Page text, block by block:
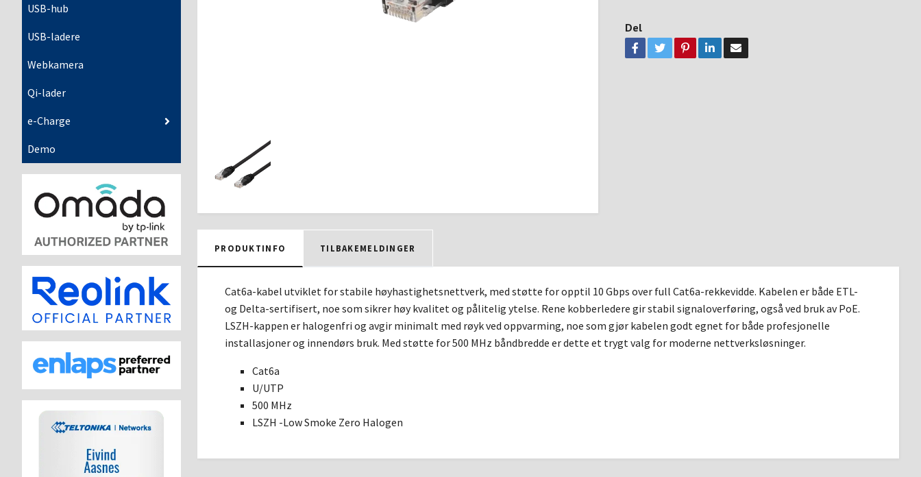
USB-hub
USB-ladere
Webkamera
Qi-lader
e-Charge
Demo
Del
PRODUKTINFO TILBAKEMELDINGER
Cat6a-kabel utviklet for stabile høyhastighetsnettverk, med støtte for opptil 10 Gbps over full Cat6a-rekkevidde. Kabelen er både ETL-
og Delta-sertifisert, noe som sikrer høy kvalitet og pålitelig ytelse. Rene kobberledere gir stabil signaloverføring, også ved bruk av PoE.
LSZH-kappen er halogenfri og avgir minimalt med røyk ved oppvarming, noe som gjør kabelen godt egnet for både profesjonelle
installasjoner og innendørs bruk. Med støtte for 500 MHz båndbredde er dette et trygt valg for moderne nettverksløsninger.
Cat6a
U/UTP
500 MHz
LSZH -Low Smoke Zero Halogen